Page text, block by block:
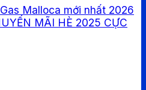
Malloca mới nhất 2026
MÃI HÈ 2025 CỰC